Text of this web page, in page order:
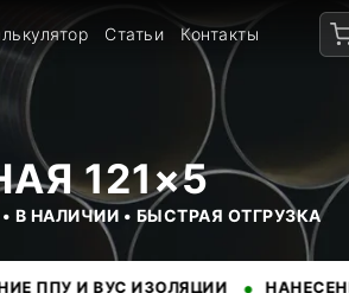
Статьи Контакты
121×5
В НАЛИЧИИ • БЫСТРАЯ ОТГРУЗКА
ВУС ИЗОЛЯЦИИ НАНЕСЕНИЕ